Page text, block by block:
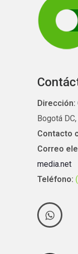
Dirección:
Bogotá
Contacto
Correo
media.net
Teléfono: